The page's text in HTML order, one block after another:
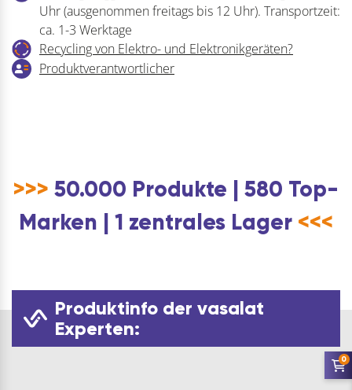
MengeUhr (ausgenommen freitags bis 12 Uhr). Transportzeit:
ca. 1-3 Werktage
Recycling von Elektro- und Elektronikgeräten?
Produktverantwortlicher
>>> 50.000 Produkte | 580 Top-
Marken | 1 zentrales Lager <<<
Produktinfo der vasalat
Experten:
0